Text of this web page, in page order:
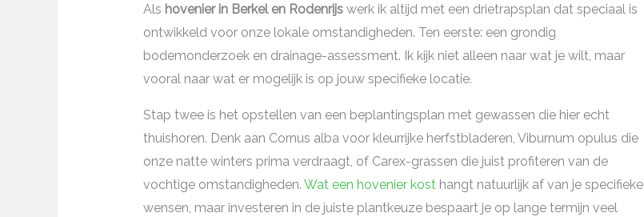
Als hovenier in Berkel en Rodenrijswerk ik altijd met een drietrapsplan dat speciaal is
ontwikkeld voor onze lokale omstandigheden. Ten eerste: een grondig
bodemonderzoek en drainage-assessment. Ik kijk niet alleen naar wat je wilt, maar
vooral naar wat er mogelijk is op jouw specifieke locatie.
Stap twee is het opstellen van een beplantingsplan met gewassen die hier echt
thuishoren. Denk aan Cornus alba voor kleurrijke herfstbladeren, Viburnum opulus die
onze natte winters prima verdraagt, of Carex-grassen die juist profiteren van de
vochtige omstandigheden. Wat een hovenier kosthangt natuurlijk af van je specifieke
wensen, maar investeren in de juiste plantkeuze bespaart je op lange termijn veel